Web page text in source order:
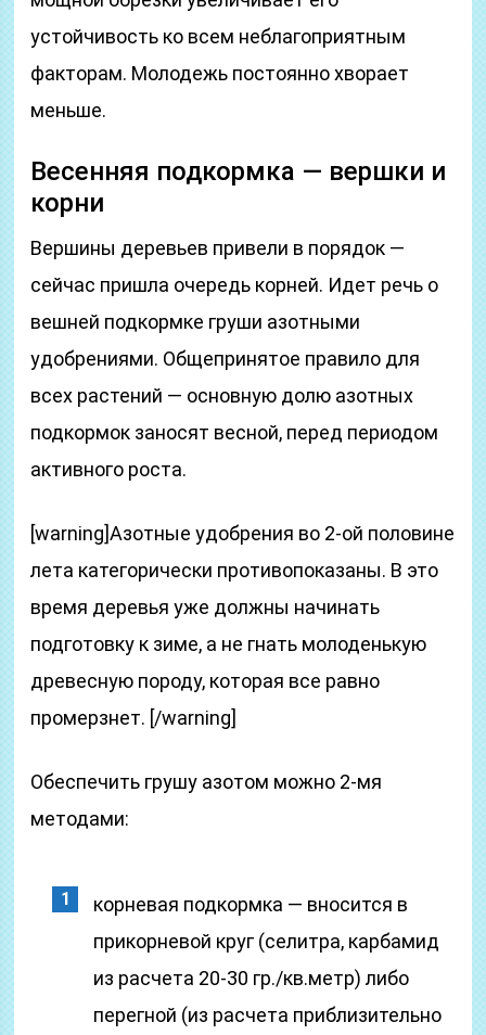
устойчивость ко всем неблагоприятным
факторам. Молодежь постоянно хворает
меньше.
Весенняя подкормка — вершки и
корни
Вершины деревьев привели в порядок —
сейчас пришла очередь корней. Идет речь о
вешней подкормке груши азотными
удобрениями. Общепринятое правило для
всех растений — основную долю азотных
подкормок заносят весной, перед периодом
активного роста.
[warning]Азотные удобрения во 2-ой половине
лета категорически противопоказаны. В это
время деревья уже должны начинать
подготовку к зиме, а не гнать молоденькую
древесную породу, которая все равно
промерзнет. [/warning]
Обеспечить грушу азотом можно 2-мя
методами:
корневая подкормка — вносится в
прикорневой круг (селитра, карбамид
из расчета 20-30 гр./кв.метр) либо
перегной (из расчета приблизительно